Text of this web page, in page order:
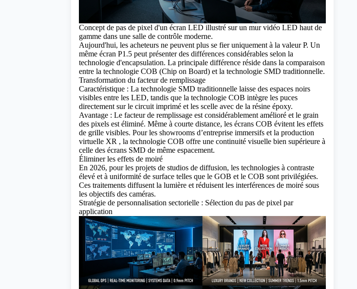
Concept de pas de pixel d'un écran LED illustré sur un mur vidéo LED haut de
gamme dans une salle de contrôle moderne.
Aujourd'hui, les acheteurs ne peuvent plus se fier uniquement à la valeur P. Un
même écran P1.5 peut présenter des différences considérables selon la
technologie d'encapsulation. La principale différence réside dans la comparaison
entre la technologie COB (Chip on Board) et la technologie SMD traditionnelle.
Transformation du facteur de remplissage
Caractéristique : La technologie SMD traditionnelle laisse des espaces noirs
visibles entre les LED, tandis que la technologie COB intègre les puces
directement sur le circuit imprimé et les scelle avec de la résine époxy.
Avantage : Le facteur de remplissage est considérablement amélioré et le grain
des pixels est éliminé. Même à courte distance, les écrans COB évitent les effets
de grille visibles. Pour les showrooms d’entreprise immersifs et la production
virtuelle XR , la technologie COB offre une continuité visuelle bien supérieure à
celle des écrans SMD de même espacement.
Éliminer les effets de moiré
En 2026, pour les projets de studios de diffusion, les technologies à contraste
élevé et à uniformité de surface telles que le GOB et le COB sont privilégiées.
Ces traitements diffusent la lumière et réduisent les interférences de moiré sous
les objectifs des caméras.
Stratégie de personnalisation sectorielle : Sélection du pas de pixel par
application